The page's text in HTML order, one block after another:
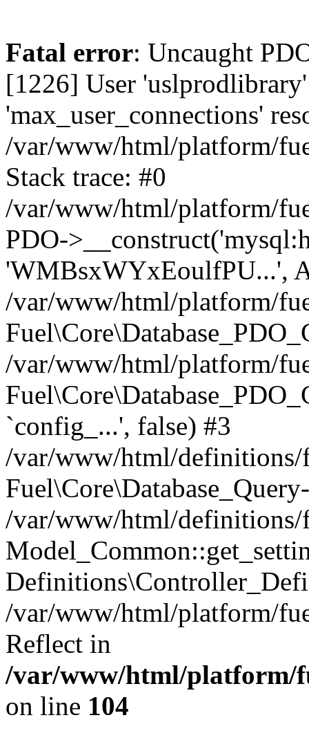
Fatal error: Uncaught
[1226] User 'uslprodlibrary'
'max_user_connections'
/var/www/html/platform/
Stack trace: #0
/var/www/html/platform/
PDO-
'WMBsxWYxEoulfPU...',
/var/www/html/platform/
/var/www/html/platform/
`config_...', false) #3
/var/www/html/definitions/
/var/www/html/definitions/
/var/www/html/platform/
Reflect in
/var/www/html/platform/
on line 104